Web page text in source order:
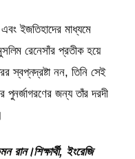
ইজতিহাদের মাধ্যমে
রেনেসাঁর প্রতীক হয়ে
স্বপ্নদ্রষ্টা নন, তিনি সেই
পুনর্জাগরণের জন্য তাঁর দরদী
ইংরেজি